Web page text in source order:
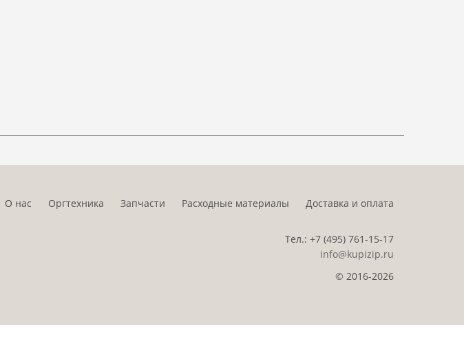
О нас Оргтехника Запчасти Расходные материалы Доставка и оплата
Тел.: +7 (495) 761-15-17
info@kupizip.ru
© 2016-2026